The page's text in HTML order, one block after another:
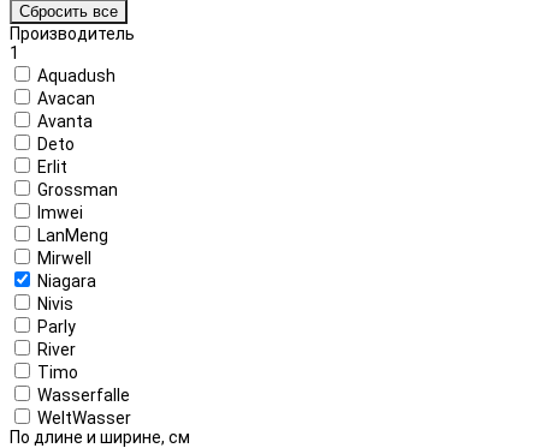
Сбросить все
Производитель
1
Aquadush
Avacan
Avanta
Deto
Erlit
Grossman
Imwei
LanMeng
Mirwell
Niagara
Nivis
Parly
River
Timo
Wasserfalle
WeltWasser
По длине и ширине, см